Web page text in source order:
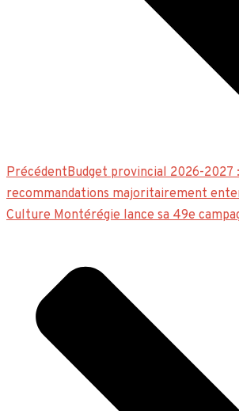
PrécédentBudget provincial 2026-2027
recommandations majoritairement
Culture Montérégie lance sa 49e